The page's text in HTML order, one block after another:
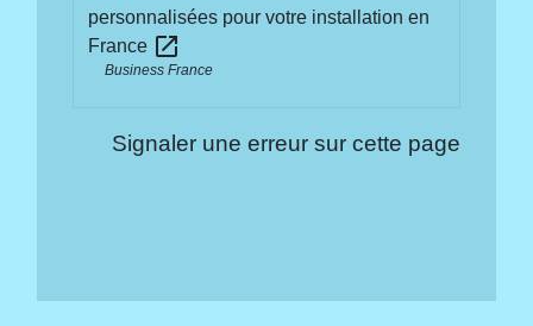
personnalisées pour votre installation en
France open_in_new
Business France
Signaler une erreur sur cette page